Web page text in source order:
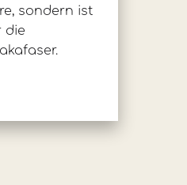
sondern ist
die